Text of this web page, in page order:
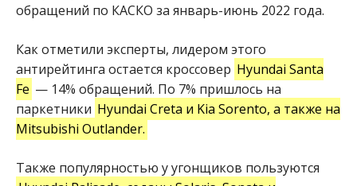
обращений по КАСКО за январь-июнь 2022 года.
Как отметили эксперты, лидером этого
антирейтинга остается кроссовер Hyundai Santa
Fe — 14% обращений. По 7% пришлось на
паркетники Hyundai Creta и Kia Sorento, а также на
Mitsubishi Outlander.
Также популярностью у угонщиков пользуются